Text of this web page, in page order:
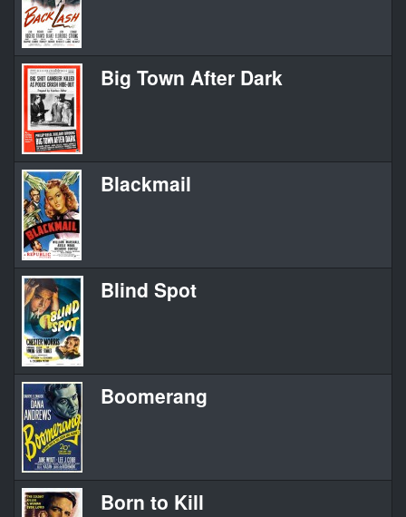
Big Town After Dark
Blackmail
Blind Spot
Boomerang
Born to Kill